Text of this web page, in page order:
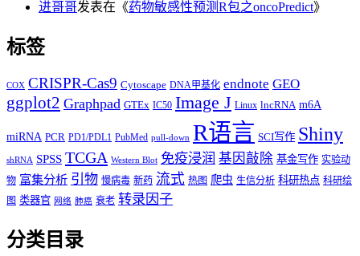
进哥哥发表在《药物敏感性预测R包之oncoPredict》
标签
COX CRISPR-Cas9 Cytoscape DNA甲基化 endnote GEO
ggplot2 Graphpad GTEx IC50 Image J Linux lncRNA m6A
miRNA PCR PD1/PDL1 PubMed pull-down R语言 SCI写作 Shiny
shRNA SPSS TCGA Western Blot 免疫浸润 基因敲除 基金写作 实验动
物 富集分析 引物 慢病毒 新药 流式 热图 爬虫 生信分析 科研热点 科研绘
图 类器官 网络 肺癌 衰老 转录因子
分类目录